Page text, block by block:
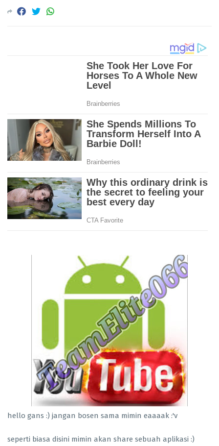
hello gans :) jangan bosen sama mimin eaaaak :'v
seperti biasa disini mimin akan share sebuah aplikasi :)